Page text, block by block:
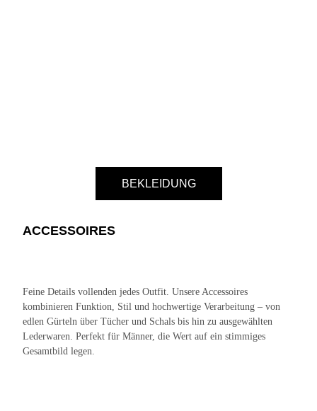
BEKLEIDUNG
ACCESSOIRES
Feine Details vollenden jedes Outfit. Unsere Accessoires
kombinieren Funktion, Stil und hochwertige Verarbeitung – von
edlen Gürteln über Tücher und Schals bis hin zu ausgewählten
Lederwaren. Perfekt für Männer, die Wert auf ein stimmiges
Gesamtbild legen.